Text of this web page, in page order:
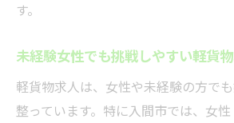
す。
未経験女性でも挑戦しやすい軽貨
軽貨物求人は、女性や未経験の方で
整っています。特に入間市では、女